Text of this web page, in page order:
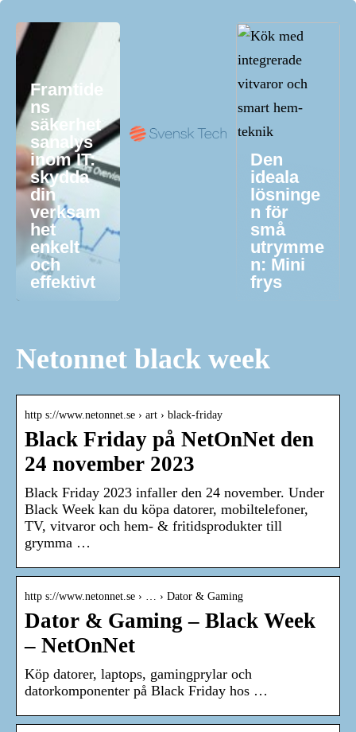
Framtide
ns
säkerhet
sanalys
inom IT:
skydda
din
verksam
het
enkelt
och
effektivt
Den
ideala
lösninge
n för
små
utrymme
n: Mini
frys
Netonnet black week
http s://www.netonnet.se › art › black-friday
Black Friday på NetOnNet den
24 november 2023
Black Friday 2023 infaller den 24 november. Under
Black Week kan du köpa datorer, mobiltelefoner,
TV, vitvaror och hem- & fritidsprodukter till
grymma …
http s://www.netonnet.se › … › Dator & Gaming
Dator & Gaming – Black Week
– NetOnNet
Köp datorer, laptops, gamingprylar och
datorkomponenter på Black Friday hos …